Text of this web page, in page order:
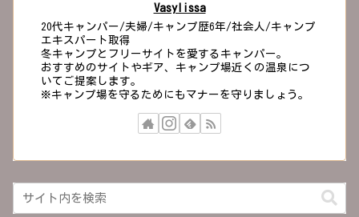
Vasylissa
20代キャンパー/夫婦/キャンプ歴6年/社会人/キャンプ
エキスパート取得
冬キャンプとフリーサイトを愛するキャンパー。
おすすめのサイトやギア、キャンプ場近くの温泉につ
いてご提案します。
※キャンプ場を守るためにもマナーを守りましょう。